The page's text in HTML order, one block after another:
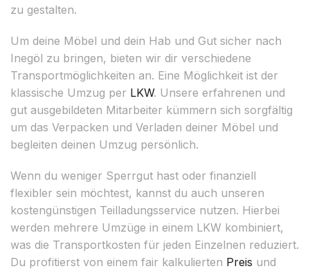
zu gestalten.
Um deine Möbel und dein Hab und Gut sicher nach
Inegöl zu bringen, bieten wir dir verschiedene
Transportmöglichkeiten an. Eine Möglichkeit ist der
klassische Umzug per LKW. Unsere erfahrenen und
gut ausgebildeten Mitarbeiter kümmern sich sorgfältig
um das Verpacken und Verladen deiner Möbel und
begleiten deinen Umzug persönlich.
Wenn du weniger Sperrgut hast oder finanziell
flexibler sein möchtest, kannst du auch unseren
kostengünstigen Teilladungsservice nutzen. Hierbei
werden mehrere Umzüge in einem LKW kombiniert,
was die Transportkosten für jeden Einzelnen reduziert.
Du profitierst von einem fair kalkulierten Preis und